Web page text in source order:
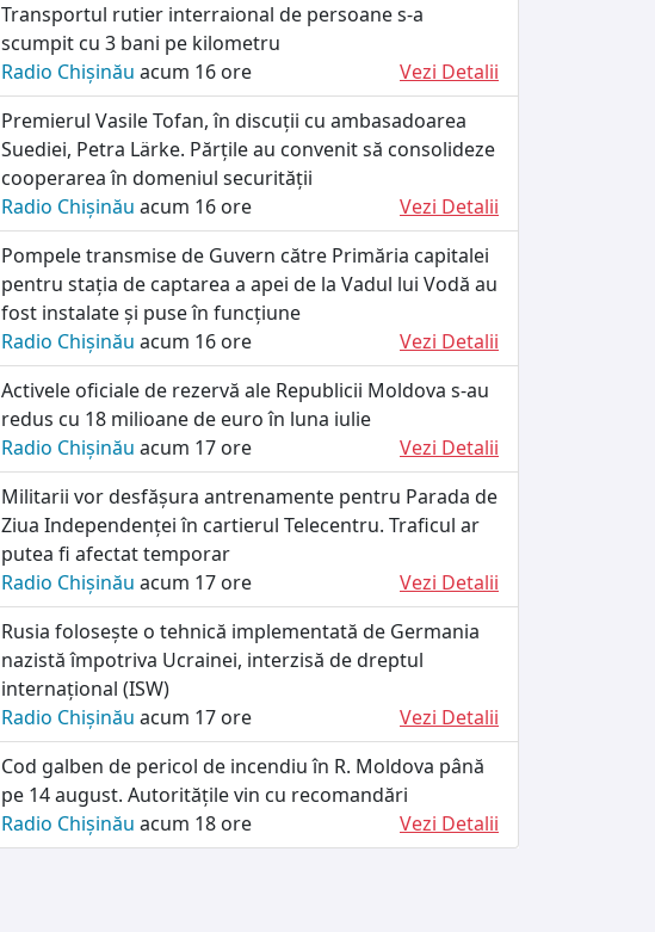
Transportul rutier interraional de persoane s-a
scumpit cu 3 bani pe kilometru
Radio Chișinău acum 16 ore
Vezi Detalii
Premierul Vasile Tofan, în discuții cu ambasadoarea
Suediei, Petra Lärke. Părțile au convenit să consolideze
cooperarea în domeniul securității
Radio Chișinău acum 16 ore
Vezi Detalii
Pompele transmise de Guvern către Primăria capitalei
pentru stația de captarea a apei de la Vadul lui Vodă au
fost instalate și puse în funcțiune
Radio Chișinău acum 16 ore
Vezi Detalii
Activele oficiale de rezervă ale Republicii Moldova s-au
redus cu 18 milioane de euro în luna iulie
Radio Chișinău acum 17 ore
Vezi Detalii
Militarii vor desfășura antrenamente pentru Parada de
Ziua Independenței în cartierul Telecentru. Traficul ar
putea fi afectat temporar
Radio Chișinău acum 17 ore
Vezi Detalii
Rusia folosește o tehnică implementată de Germania
nazistă împotriva Ucrainei, interzisă de dreptul
internațional (ISW)
Radio Chișinău acum 17 ore
Vezi Detalii
Cod galben de pericol de incendiu în R. Moldova până
pe 14 august. Autoritățile vin cu recomandări
Radio Chișinău acum 18 ore Vezi Detalii